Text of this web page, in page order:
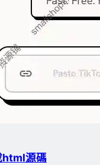
html源碼